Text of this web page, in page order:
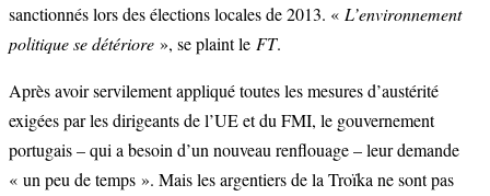
sanctionnés lors des élections locales de 2013. « L’environnement
politique se détériore », se plaint le FT.
Après avoir servilement appliqué toutes les mesures d’austérité
exigées par les dirigeants de l’UE et du FMI, le gouvernement
portugais – qui a besoin d’un nouveau renflouage – leur demande
« un peu de temps ». Mais les argentiers de la Troïka ne sont pas